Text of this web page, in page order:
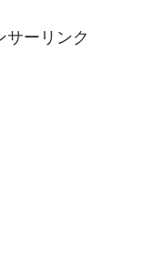
サーリンク